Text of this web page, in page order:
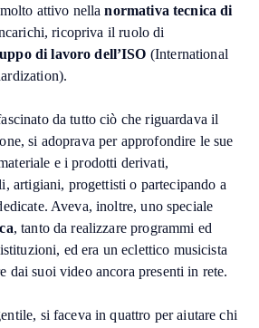
attivo nellanormativa tecnica di
ricopriva il ruolo di
di lavoro dell’ISO (International
da tutto ciò che riguardava il
si adoprava per approfondire le sue
e i prodotti derivati,
artigiani, progettisti o partecipando a
Aveva, inoltre, uno speciale
, tanto da realizzare programmi ed
ed era un eclettico musicista
dai suoi video ancora presenti in rete.
si faceva in quattro per aiutare chi